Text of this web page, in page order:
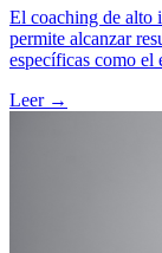
El coaching de alto
permite alcanzar
específicas como el
Leer →